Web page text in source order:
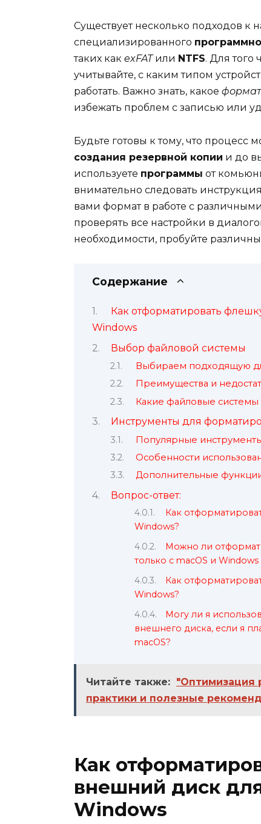
Существует несколько подходов к
специализированного
таких как exFATили NTFS. Для того
учитывайте, с каким типом
работать. Важно знать, какое
избежать проблем с записью или
Будьте готовы к тому, что процесс
создания резервной копии и до
используете программы от
внимательно следовать
вами формат в работе с
проверять все настройки в
необходимости, пробуйте
Содержание
Как отформатировать
Windows
Выбор файловой системы
Выбираем подходящую
Преимущества и
Какие файловые
Инструменты для
Популярные
Особенности
Дополнительные
Вопрос-ответ:
Как
Windows?
Можно ли
только с macOS и
Как
Windows?
Могу ли я
внешнего диска, если я
macOS?
Читайте также: "Оптимизация
практики и полезные
Как
внешний диск
Windows